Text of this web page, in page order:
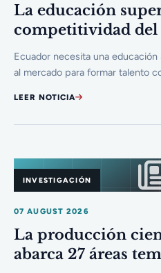
La educación
competitividad del
Ecuador necesita una
al mercado para formar talento
LEER NOTICIA
INVESTIGACIÓN
07 AUGUST 2026
La producción
abarca 27 áreas